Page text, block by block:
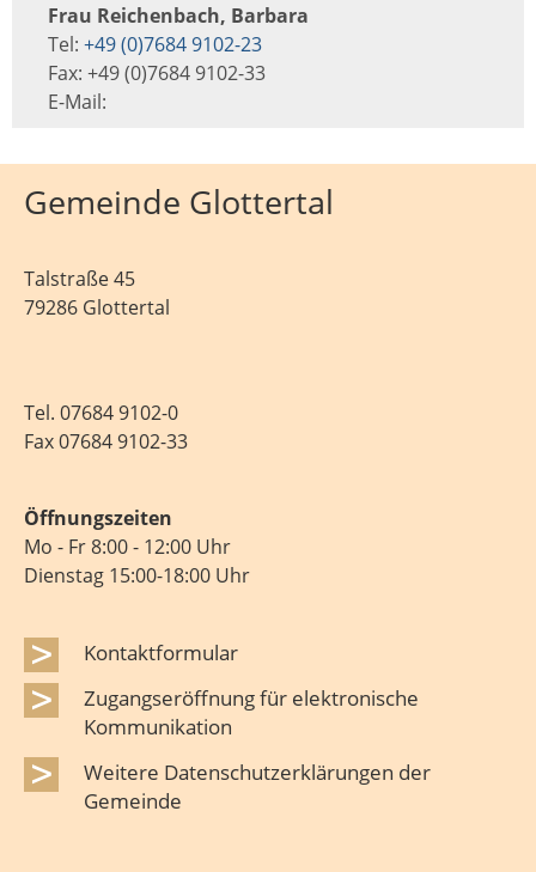
Frau Reichenbach, Barbara
Tel: +49 (0)7684 9102-23
Fax: +49 (0)7684 9102-33
E-Mail:
Gemeinde Glottertal
Talstraße 45
79286 Glottertal
Tel. 07684 9102-0
Fax 07684 9102-33
Öffnungszeiten
Mo - Fr 8:00 - 12:00 Uhr
Dienstag 15:00-18:00 Uhr
Kontaktformular
Zugangseröffnung für elektronische
Kommunikation
Weitere Datenschutzerklärungen der
Gemeinde